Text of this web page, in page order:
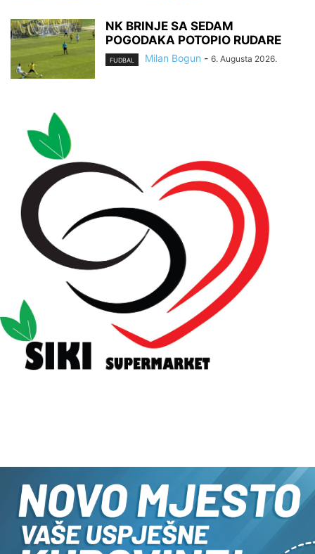
NK BRINJE SA SEDAM
POGODAKA POTOPIO RUDARE
FUDBAL Milan Bogun - 6. Augusta 2026.